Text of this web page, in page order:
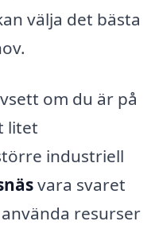
välja det bästa
om du är på
litet
industriell
vara svaret
resurser